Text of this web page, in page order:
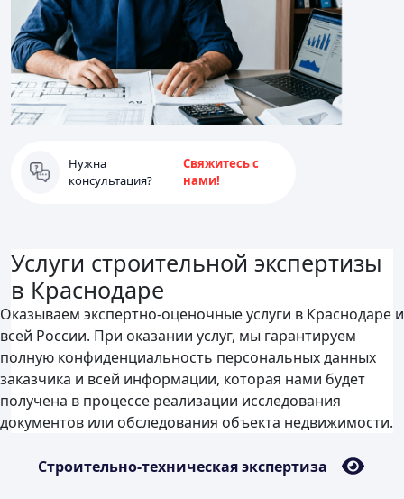
Нужна
консультация?
Свяжитесь с
нами!
Услуги строительной экспертизы
в Краснодаре
Оказываем экспертно-оценочные услуги в Краснодаре и
всей России. При оказании услуг, мы гарантируем
полную конфиденциальность персональных данных
заказчика и всей информации, которая нами будет
получена в процессе реализации исследования
документов или обследования объекта недвижимости.
Строительно-техническая экспертиза